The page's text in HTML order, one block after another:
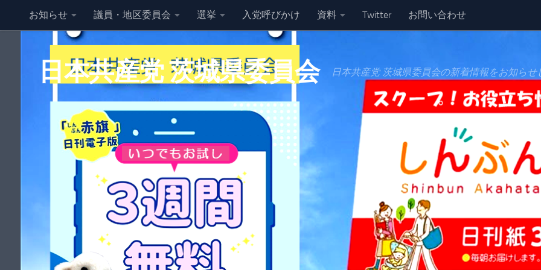
コンテンツへスキップ
お知らせ 議員・地区委員会 選挙 入党呼びかけ 資料 Twitter お問い合わせ
日本共産党 茨城県委員会 日本共産党 茨城県委員会の新着情報をお知らせ